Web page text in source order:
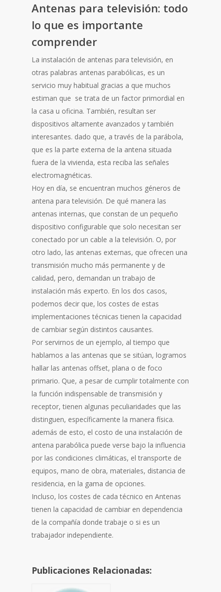
Antenas para televisión: todo
lo que es importante
comprender
La instalación de antenas para televisión, en
otras palabras antenas parabólicas, es un
servicio muy habitual gracias a que muchos
estiman que se trata de un factor primordial en
la casa u oficina. También, resultan ser
dispositivos altamente avanzados y también
interesantes. dado que, a través de la parábola,
que es la parte externa de la antena situada
fuera de la vivienda, esta reciba las señales
electromagnéticas.
Hoy en día, se encuentran muchos géneros de
antena para televisión. De qué manera las
antenas internas, que constan de un pequeño
dispositivo configurable que solo necesitan ser
conectado por un cable a la televisión. O, por
otro lado, las antenas externas, que ofrecen una
transmisión mucho más permanente y de
calidad, pero, demandan un trabajo de
instalación más experto. En los dos casos,
podemos decir que, los costes de estas
implementaciones técnicas tienen la capacidad
de cambiar según distintos causantes.
Por servirnos de un ejemplo, al tiempo que
hablamos a las antenas que se sitúan, logramos
hallar las antenas offset, plana o de foco
primario. Que, a pesar de cumplir totalmente con
la función indispensable de transmisión y
receptor, tienen algunas peculiaridades que las
distinguen, específicamente la manera física.
además de esto, el costo de una instalación de
antena parabólica puede verse bajo la influencia
por las condiciones climáticas, el transporte de
equipos, mano de obra, materiales, distancia de
residencia, en la gama de opciones.
Incluso, los costes de cada técnico en Antenas
tienen la capacidad de cambiar en dependencia
de la compañía donde trabaje o si es un
trabajador independiente.
Publicaciones Relacionadas: